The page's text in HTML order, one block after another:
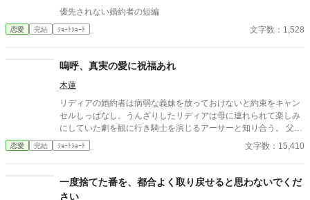
優先されない婚約者の短編
恋愛 完結 ｼｮｰﾄｼｮｰﾄ 文字数：1,528
嗚呼、真実の愛に祝福あれ
木蓮
リディアの婚約者は病弱な義妹を放っておけないと約束をキャン
セルしっぱなし。うんざりしたリディアは母に連れられて楽しみ
にしていた劇を観に行き騎士を演じるアーサーと知り合う。 父か
ら条件付きで婚約者との婚約解消の許可をもらったリディアはせ
っせと劇を観にいってアーサーと仲良くなる。 しかし、婚約者が
人の暴走に巻き込まれ、アーサーを巻きこんだ喜劇（？）の幕が
上がる――。 推し活していたら恋が叶って脳みそ花畑婚約者たち
恋愛 完結 ｼｮｰﾄｼｮｰﾄ 文字数：15,410
一度捨てた番を、都合よく取り戻せると思わないでくだ
さい